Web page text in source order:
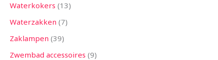
Waterkokers 13
Waterzakken 7
Zaklampen 39
Zwembad accessoires 9